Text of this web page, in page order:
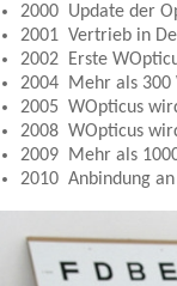
2000 Update der
2001 Vertrieb in
2002 Erste
2004 Mehr als 300
2005 WOpticus
2008 WOpticus
2009 Mehr als
2010 Anbindung